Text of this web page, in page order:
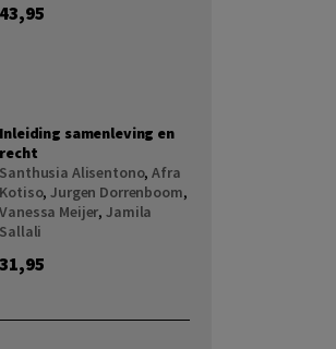
43,95
Inleiding samenleving en
recht
Santhusia Alisentono,Afra
Kotiso,Jurgen Dorrenboom,
Vanessa Meijer,Jamila
Sallali
31,95